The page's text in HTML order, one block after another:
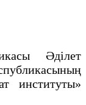
Әділет
институты»